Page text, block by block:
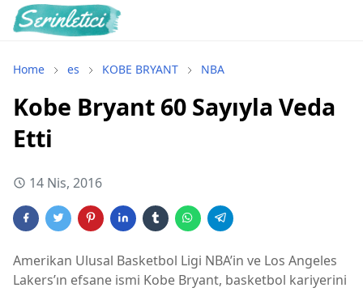
Home es KOBE BRYANT NBA
Kobe Bryant 60 Sayıyla Veda
Etti
14 Nis, 2016
Amerikan Ulusal Basketbol Ligi NBA’in ve Los Angeles
Lakers’ın efsane ismi Kobe Bryant, basketbol kariyerini